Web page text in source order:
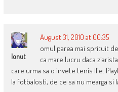
Ionut
August 31, 2010 at 00:35
omul parea mai sprituit
ca mare lucru daca
care urma sa o invete tenis Ilie.
la fotbalosti, de ce sa nu mearga si